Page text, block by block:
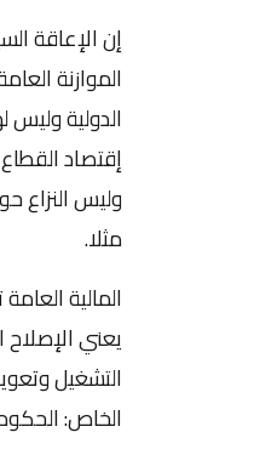
إن الإعاقة
الموازنة
الدولية وليس
إقتصاد
مثلا.
المالية
يعني الإصلاح
التشغيل
الخاص: